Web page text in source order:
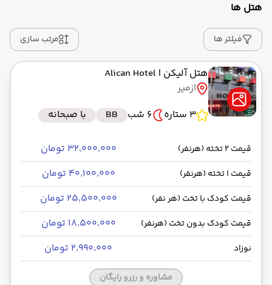
حرکت از مبدا: 00:30
به عدنان مندرس ADB
رسیدن به مقصد : 03:30
ایران ایرتور -Economy
مدت سفر: 03:00
از عدنان مندرس ADB
حرکت از مبدا: 04:30
به فرودگاه بین‌المللی امام خمینی IKA
رسیدن به مقصد : 07:30
ایران ایرتور -Economy
هتل ها
فیلتر ها مرتب سازی
هتل آلیکن | Alican Hotel
ازمیر
3 ستاره
6 شب BB با صبحانه
قیمت 2 تخته (هرنفر) ۳۲٬۰۰۰٬۰۰۰ تومان
قیمت 1 تخته (هرنفر) ۴۰٬۱۰۰٬۰۰۰ تومان
قیمت کودک با تخت (هر نفر) ۲۵٬۵۰۰٬۰۰۰ تومان
قیمت کودک بدون تخت (هرنفر) ۱۸٬۵۰۰٬۰۰۰ تومان
نوزاد ۲٬۹۹۰٬۰۰۰ تومان
مشاوره و رزرو رایگان